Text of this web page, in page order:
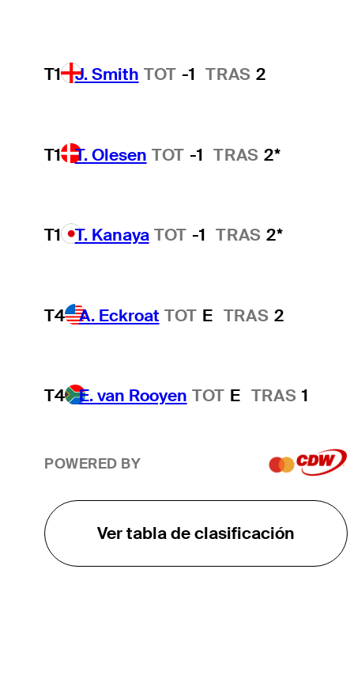
T1 J. Smith TOT -1 TRAS 2
T1 T. Olesen TOT -1 TRAS 2*
T1 T. Kanaya TOT -1 TRAS 2*
T4 A. Eckroat TOT E TRAS 2
T4 E. van Rooyen TOT E TRAS 1
POWERED BY
Ver tabla de clasificación